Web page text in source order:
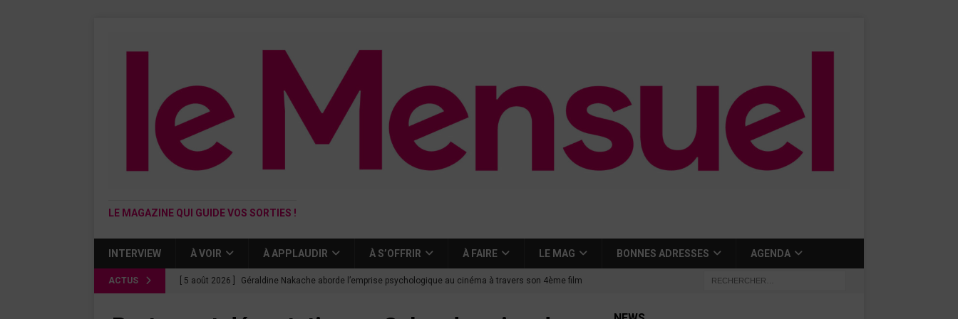
LE MAGAZINE QUI GUIDE VOS SORTIES !
INTERVIEW À VOIR À APPLAUDIR À S’OFFRIR À FAIRE LE MAG BONNES ADRESSES AGENDA
ACTUS [ 5 août 2026 ] Géraldine Nakache aborde l’emprise psychologique au cinéma à travers son 4ème film